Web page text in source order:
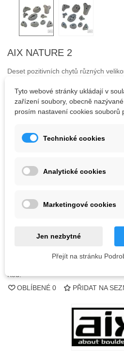
AIX NATURE 2
Deset pozitivních chytů různých
šroubů M10 s válcovou hlavou.
Šrouby nejsou součástí balení.
2 299,00 Kč
Barva
Vyprodáno
Informujte mě, až bude k dispozici
Kód:
OBLÍBENÉ 0 PŘIDAT NA
Tyto webové stránky ukládají v
zařízení soubory, obecně
prosím nastavení cookies souborů
Technické cookies
Analytické cookies
Marketingové cookies
Jen nezbytné
Přejít na stránku